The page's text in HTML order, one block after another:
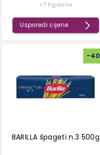
+7 trgovina
Usporedi cijene
-40
BARILLA špageti n.3 500g